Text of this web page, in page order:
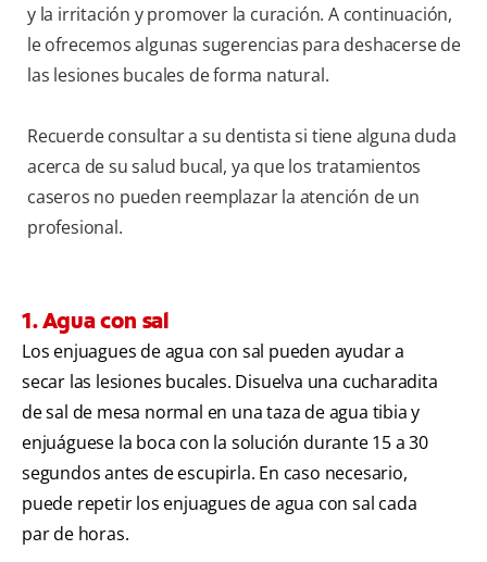
y la irritación y promover la curación. A continuación,
le ofrecemos algunas sugerencias para deshacerse de
las lesiones bucales de forma natural.
Recuerde consultar a su dentista si tiene alguna duda
acerca de su salud bucal, ya que los tratamientos
caseros no pueden reemplazar la atención de un
profesional.
1. Agua con sal
Los enjuagues de agua con sal pueden ayudar a
secar las lesiones bucales. Disuelva una cucharadita
de sal de mesa normal en una taza de agua tibia y
enjuáguese la boca con la solución durante 15 a 30
segundos antes de escupirla. En caso necesario,
puede repetir los enjuagues de agua con sal cada
par de horas.